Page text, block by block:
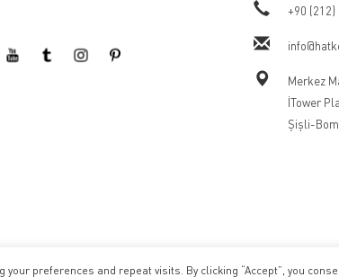
+90 (212)
Merkez
İTower
Şişli-
preferences and repeat visits. By clicking “Accept”, you